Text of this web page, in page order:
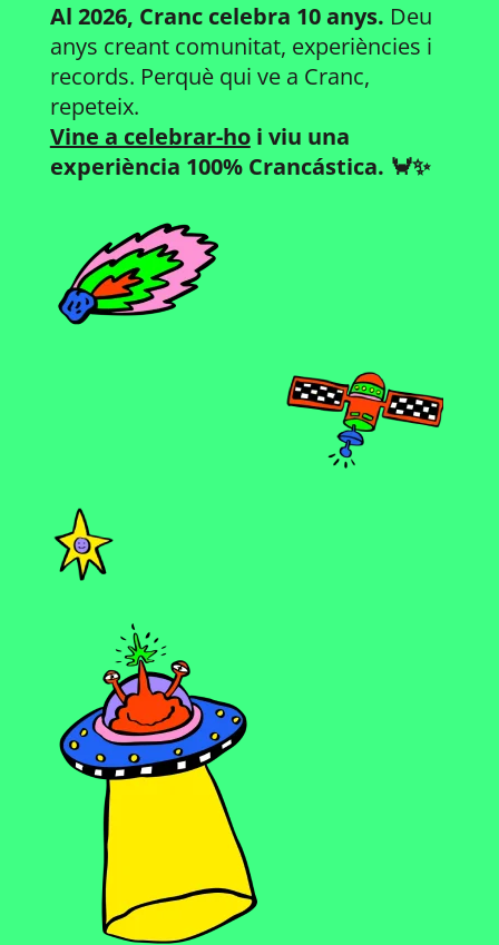
Al 2026, Cranc celebra 10 anys. Deu
anys creant comunitat, experiències i
records. Perquè qui ve a Cranc,
repeteix.
Vine a celebrar-hoi viu una
experiència 100% Crancástica. 🦀✨